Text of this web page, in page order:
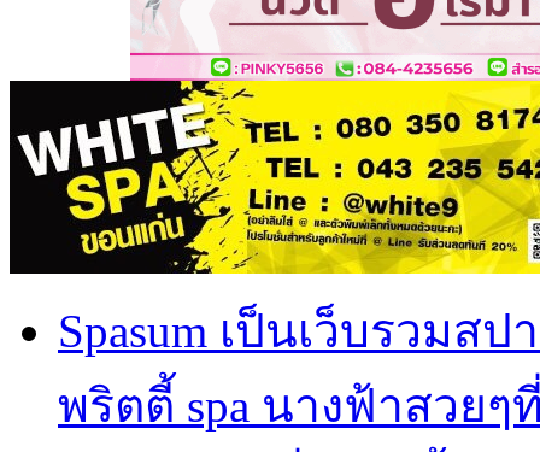
Spasum เป็นเว็บรวม
พริตตี้ spa นางฟ้าสวย